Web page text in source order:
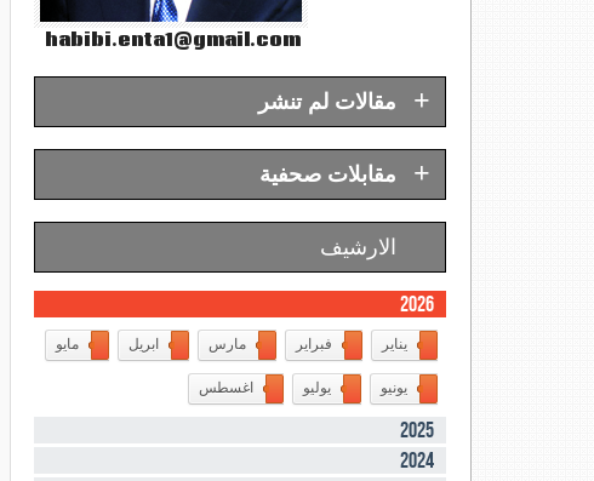
habibi.enta1@gmail.com
مقالات لم تنشر +
مقابلات صحفية +
الارشيف
2026
يناير فبراير مارس ابريل مايو
يونيو يوليو اغسطس
2025
2024